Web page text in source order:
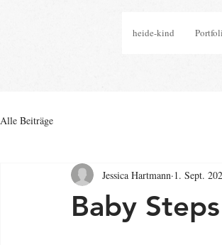
heide-kind
Alle Beiträge
Baby
Jessica Hartmann 1. Sept.